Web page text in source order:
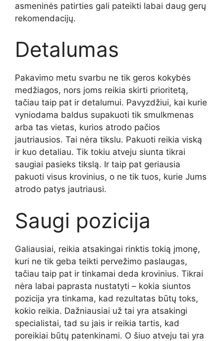
asmeninės patirties gali pateikti labai daug gerų
rekomendacijų.
Detalumas
Pakavimo metu svarbu ne tik geros kokybės
medžiagos, nors joms reikia skirti prioritetą,
tačiau taip pat ir detalumui. Pavyzdžiui, kai kurie
vyniodama baldus supakuoti tik smulkmenas
arba tas vietas, kurios atrodo pačios
jautriausios. Tai nėra tikslu. Pakuoti reikia viską
ir kuo detaliau. Tik tokiu atveju siunta tikrai
saugiai pasieks tikslą. Ir taip pat geriausia
pakuoti visus krovinius, o ne tik tuos, kurie Jums
atrodo patys jautriausi.
Saugi pozicija
Galiausiai, reikia atsakingai rinktis tokią įmonę,
kuri ne tik geba teikti pervežimo paslaugas,
tačiau taip pat ir tinkamai deda krovinius. Tikrai
nėra labai paprasta nustatyti – kokia siuntos
pozicija yra tinkama, kad rezultatas būtų toks,
kokio reikia. Dažniausiai už tai yra atsakingi
specialistai, tad su jais ir reikia tartis, kad
poreikiai būtų patenkinami. O šiuo atveju tai yra